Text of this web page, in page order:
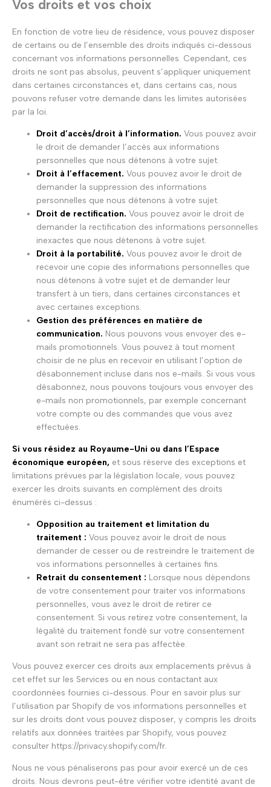
Vos droits et vos choix
En fonction de votre lieu de résidence, vous pouvez disposer
de certains ou de l’ensemble des droits indiqués ci-dessous
concernant vos informations personnelles. Cependant, ces
droits ne sont pas absolus, peuvent s’appliquer uniquement
dans certaines circonstances et, dans certains cas, nous
pouvons refuser votre demande dans les limites autorisées
par la loi.
Droit d’accès/droit à l’information. Vous pouvez avoir
le droit de demander l’accès aux informations
personnelles que nous détenons à votre sujet.
Droit à l’effacement. Vous pouvez avoir le droit de
demander la suppression des informations
personnelles que nous détenons à votre sujet.
Droit de rectification. Vous pouvez avoir le droit de
demander la rectification des informations personnelles
inexactes que nous détenons à votre sujet.
Droit à la portabilité. Vous pouvez avoir le droit de
recevoir une copie des informations personnelles que
nous détenons à votre sujet et de demander leur
transfert à un tiers, dans certaines circonstances et
avec certaines exceptions.
Gestion des préférences en matière de
communication. Nous pouvons vous envoyer des e-
mails promotionnels. Vous pouvez à tout moment
choisir de ne plus en recevoir en utilisant l’option de
désabonnement incluse dans nos e-mails. Si vous vous
désabonnez, nous pouvons toujours vous envoyer des
e-mails non promotionnels, par exemple concernant
votre compte ou des commandes que vous avez
effectuées.
Si vous résidez au Royaume-Uni ou dans l’Espace
économique européen, et sous réserve des exceptions et
limitations prévues par la législation locale, vous pouvez
exercer les droits suivants en complément des droits
énumérés ci-dessus :
Opposition au traitement et limitation du
traitement : Vous pouvez avoir le droit de nous
demander de cesser ou de restreindre le traitement de
vos informations personnelles à certaines fins.
Retrait du consentement : Lorsque nous dépendons
de votre consentement pour traiter vos informations
personnelles, vous avez le droit de retirer ce
consentement. Si vous retirez votre consentement, la
légalité du traitement fondé sur votre consentement
avant son retrait ne sera pas affectée.
Vous pouvez exercer ces droits aux emplacements prévus à
cet effet sur les Services ou en nous contactant aux
coordonnées fournies ci-dessous. Pour en savoir plus sur
l’utilisation par Shopify de vos informations personnelles et
sur les droits dont vous pouvez disposer, y compris les droits
relatifs aux données traitées par Shopify, vous pouvez
consulter https://privacy.shopify.com/fr.
Nous ne vous pénaliserons pas pour avoir exercé un de ces
droits. Nous devrons peut-être vérifier votre identité avant de